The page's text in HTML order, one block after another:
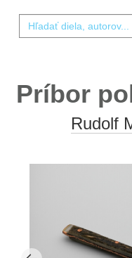
Príbor
Rudolf